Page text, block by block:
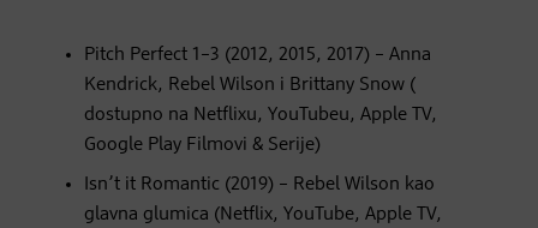
Pitch Perfect 1–3 (2012, 2015, 2017) – Anna
Kendrick, Rebel Wilson i Brittany Snow (
dostupno na Netflixu, YouTubeu, Apple TV,
Google Play Filmovi & Serije)
Isn’t it Romantic (2019) – Rebel Wilson kao
glavna glumica (Netflix, YouTube, Apple TV,